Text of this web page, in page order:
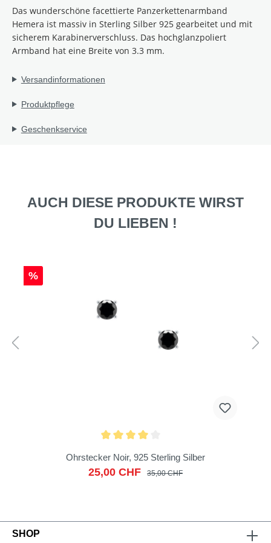
Das wunderschöne facettierte Panzerkettenarmband
Hemera ist massiv in Sterling Silber 925 gearbeitet und mit
sicherem Karabinerverschluss. Das hochglanzpoliert
Armband hat eine Breite von 3.3 mm.
Versandinformationen
Produktpflege
Geschenkservice
AUCH DIESE PRODUKTE WIRST
DU LIEBEN !
%
Ohrstecker Noir, 925 Sterling Silber
25,00 CHF 35,00 CHF
SHOP